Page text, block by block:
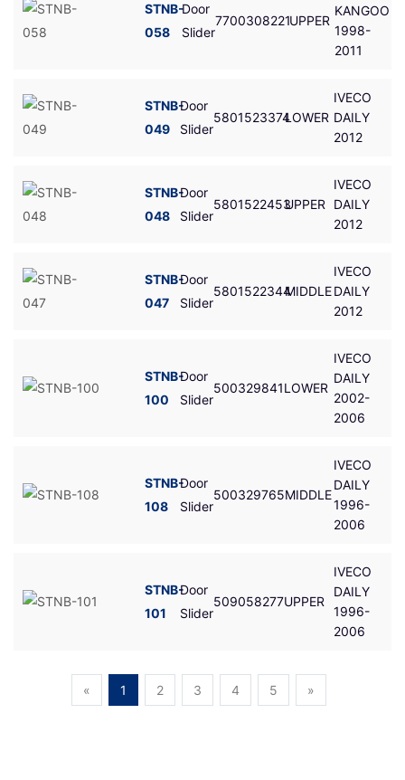
STNB-
058
Door
Slider
7700308221UPPER
KANGOO
1998-
2011
STNB-
049
Door
Slider
5801523374LOWER
IVECO
DAILY
2012
STNB-
048
Door
Slider
5801522453UPPER
IVECO
DAILY
2012
STNB-
047
Door
Slider
5801522344MIDDLE
IVECO
DAILY
2012
STNB-
100
Door
Slider
500329841LOWER
IVECO
DAILY
2002-
2006
STNB-
108
Door
Slider
500329765MIDDLE
IVECO
DAILY
1996-
2006
STNB-
101
Door
Slider
509058277UPPER
IVECO
DAILY
1996-
2006
« 1 2 3 4 5 »